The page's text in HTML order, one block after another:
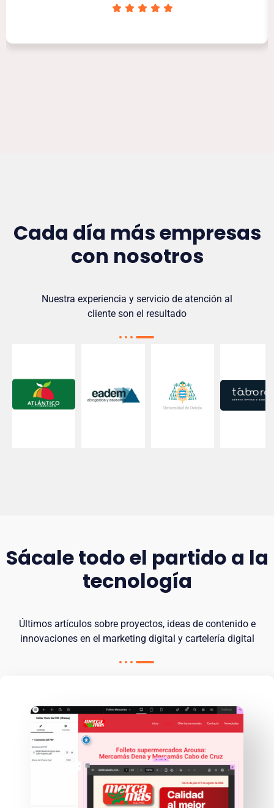
Cada día más empresas
con nosotros
Nuestra experiencia y servicio de atención al
cliente son el resultado
Sácale todo el partido a la
tecnología
Últimos artículos sobre proyectos, ideas de contenido e
innovaciones en el marketing digital y cartelería digital